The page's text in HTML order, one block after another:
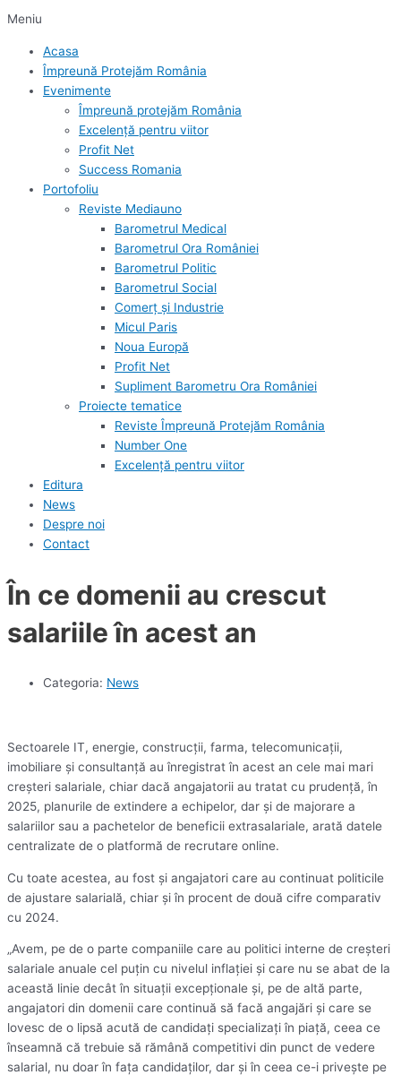
Meniu
Acasa
Împreună Protejăm România
Evenimente
Împreună protejăm România
Excelență pentru viitor
Profit Net
Success Romania
Portofoliu
Reviste Mediauno
Barometrul Medical
Barometrul Ora României
Barometrul Politic
Barometrul Social
Comerț și Industrie
Micul Paris
Noua Europă
Profit Net
Supliment Barometru Ora României
Proiecte tematice
Reviste Împreună Protejăm România
Number One
Excelență pentru viitor
Editura
News
Despre noi
Contact
În ce domenii au crescut
salariile în acest an
Categoria: News
Sectoarele IT, energie, construcţii, farma, telecomunicaţii,
imobiliare şi consultanţă au înregistrat în acest an cele mai mari
creşteri salariale, chiar dacă angajatorii au tratat cu prudenţă, în
2025, planurile de extindere a echipelor, dar şi de majorare a
salariilor sau a pachetelor de beneficii extrasalariale, arată datele
centralizate de o platformă de recrutare online.
Cu toate acestea, au fost şi angajatori care au continuat politicile
de ajustare salarială, chiar şi în procent de două cifre comparativ
cu 2024.
„Avem, pe de o parte companiile care au politici interne de creşteri
salariale anuale cel puţin cu nivelul inflaţiei şi care nu se abat de la
această linie decât în situaţii excepţionale şi, pe de altă parte,
angajatori din domenii care continuă să facă angajări şi care se
lovesc de o lipsă acută de candidaţi specializaţi în piaţă, ceea ce
înseamnă că trebuie să rămână competitivi din punct de vedere
salarial, nu doar în faţa candidaţilor, dar şi în ceea ce-i priveşte pe